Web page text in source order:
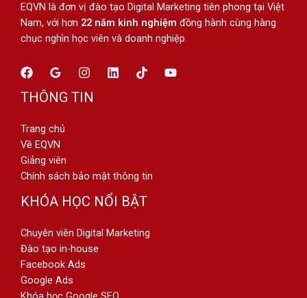
EQVN là đơn vị đào tạo Digital Marketing tiên phong tại Việt
Nam, với hơn 22 năm kinh nghiệm đồng hành cùng hàng
chục nghìn học viên và doanh nghiệp.
THÔNG TIN
Trang chủ
Về EQVN
Giảng viên
Chính sách bảo mật thông tin
KHÓA HỌC NỔI BẬT
Chuyên viên Digital Marketing
Đào tạo in-house
Facebook Ads
Google Ads